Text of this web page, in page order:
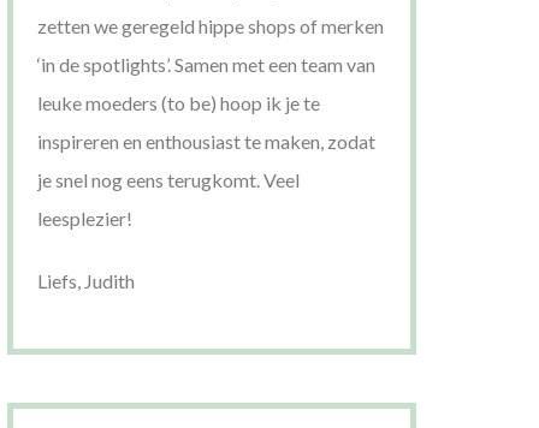
zetten we geregeld hippe shops of merken
‘in de spotlights’. Samen met een team van
leuke moeders (to be) hoop ik je te
inspireren en enthousiast te maken, zodat
je snel nog eens terugkomt. Veel
leesplezier!
Liefs, Judith